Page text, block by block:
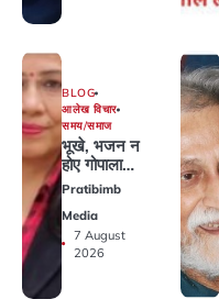
BLOG
आलेख विचार
समय/समाज
भूखे, भजन न
होए गोपाला…
Pratibimb
Media
7 August
2026